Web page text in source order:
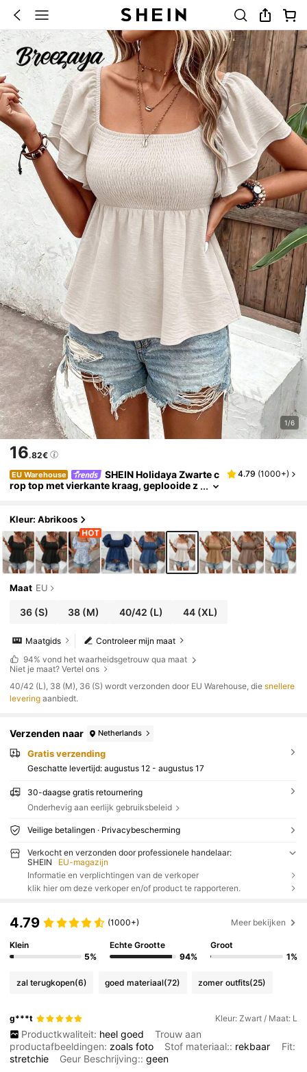
1/6
16.82€
EU Warehouse
SHEIN Holidaya Zwarte c
rop top met vierkante kraag, geplooide z
4.79 (1000+)
Kleur: Abrikoos
Maat EU
36(S) 38 (M) 40/42 (L) 44(XL)
Controleer mijn maat
Maatgids
94% vond het waarheidsgetrouw qua maat
Niet je maat? Vertel ons
​40/42 (L), 38 (M), 36 (S) wordt verzonden door EU Warehouse, diesnellere
levering aanbiedt.
Verzenden naar Netherlands
Gratis verzending
Geschatte levertijd: augustus 12 - augustus 17
30-daagse gratis retournering
Onderhevig aan eerlijk gebruiksbeleid
Veilige betalingen · Privacybescherming
Verkocht en verzonden door professionele handelaar:
SHEIN
EU-magazijn
Informatie en verplichtingen van de verkoper
klik hier om deze verkoper en/of product te rapporteren.
4.79 (1000+) Meer bekijken
Klein
5%
Echte Grootte
94%
Groot
1%
zal terugkopen(6) goed materiaal(72) zomer outfits(25)
g***t Kleur: Zwart / Maat: L
Productkwaliteit: heel goed
Trouw aan
productafbeeldingen: zoalsfoto Stof materiaal:: rekbaar
Fit:
stretchie
Geur Beschrijving::geen